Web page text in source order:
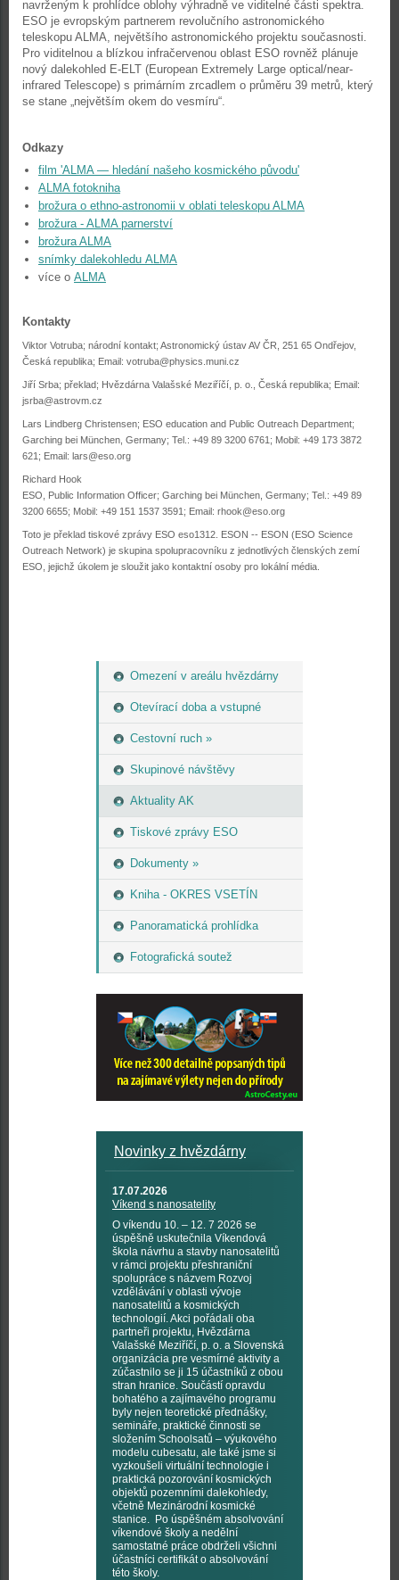
Omezení v areálu hvězdárny
Otevírací doba a vstupné
Cestovní ruch »
Skupinové návštěvy
Aktuality AK
Tiskové zprávy ESO
Dokumenty »
Kniha - OKRES VSETÍN
Panoramatická prohlídka
Fotografická soutež
Novinky z hvězdárny
17.07.2026
Víkend s nanosatelity
O víkendu 10. – 12. 7 2026 se
úspěšně uskutečnila Víkendová
škola návrhu a stavby nanosatelitů
v rámci projektu přeshraniční
spolupráce s názvem Rozvoj
vzdělávání v oblasti vývoje
nanosatelitů a kosmických
technologií. Akci pořádali oba
partneři projektu, Hvězdárna
Valašské Meziříčí, p. o. a Slovenská
organizácia pre vesmírné aktivity a
zúčastnilo se ji 15 účastníků z obou
stran hranice. Součástí opravdu
bohatého a zajímavého programu
byly nejen teoretické přednášky,
semináře, praktické činnosti se
složením Schoolsatů – výukového
modelu cubesatu, ale také jsme si
vyzkoušeli virtuální technologie i
praktická pozorování kosmických
objektů pozemními dalekohledy,
včetně Mezinárodní kosmické
stanice. Po úspěšném absolvování
víkendové školy a nedělní
samostatné práce obdrželi všichni
účastníci certifikát o absolvování
této školy.
navrženým k prohlídce oblohy výhradně ve viditelné části spektra.
ESO je evropským partnerem revolučního astronomického
teleskopu ALMA, největšího astronomického projektu současnosti.
Pro viditelnou a blízkou infračervenou oblast ESO rovněž plánuje
nový dalekohled E-ELT (European Extremely Large optical/near-
infrared Telescope) s primárním zrcadlem o průměru 39 metrů, který
se stane „největším okem do vesmíru“.
Odkazy
film 'ALMA — hledání našeho kosmického původu'
ALMA fotokniha
brožura o ethno-astronomii v oblati teleskopu ALMA
brožura - ALMA parnerství
brožura ALMA
snímky dalekohledu ALMA
více o ALMA
Kontakty
Viktor Votruba; národní kontakt; Astronomický ústav AV ČR, 251 65 Ondřejov,
Česká republika; Email: votruba@physics.muni.cz
Jiří Srba; překlad; Hvězdárna Valašské Meziříčí, p. o., Česká republika; Email:
jsrba@astrovm.cz
Lars Lindberg Christensen; ESO education and Public Outreach Department;
Garching bei München, Germany; Tel.: +49 89 3200 6761; Mobil: +49 173 3872
621; Email: lars@eso.org
Richard Hook
ESO, Public Information Officer; Garching bei München, Germany; Tel.: +49 89
3200 6655; Mobil: +49 151 1537 3591; Email: rhook@eso.org
Toto je překlad tiskové zprávy ESO eso1312. ESON -- ESON (ESO Science
Outreach Network) je skupina spolupracovníku z jednotlivých členských zemí
ESO, jejichž úkolem je sloužit jako kontaktní osoby pro lokální média.